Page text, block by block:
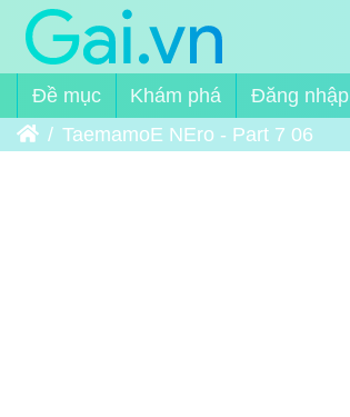
Đề mục Khám phá
Đăng nhập
Trang chủTaemamoE NEro - Part 7 06